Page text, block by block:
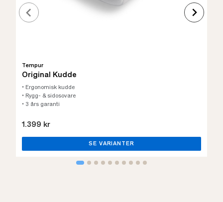
Tempur
Original Kudde
• Ergonomisk kudde
• Rygg- & sidosovare
• 3 års garanti
1.399 kr
SE VARIANTER